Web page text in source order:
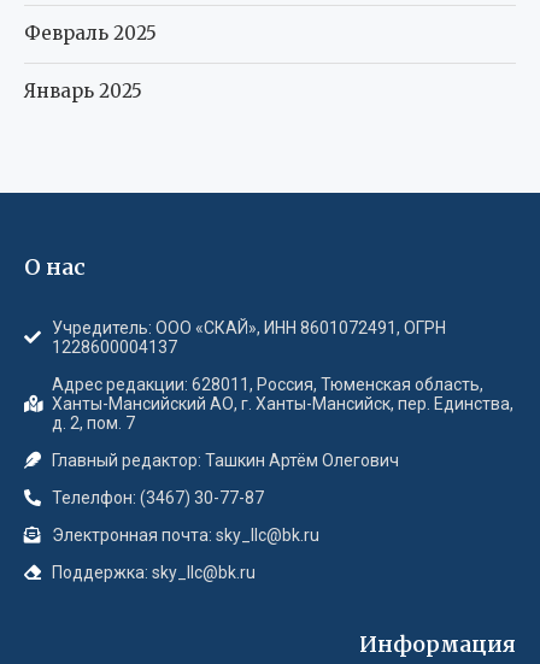
Февраль 2025
Январь 2025
О нас
Учредитель: ООО «СКАЙ», ИНН 8601072491, ОГРН
1228600004137
Адрес редакции: 628011, Россия, Тюменская область,
Ханты-Мансийский АО, г. Ханты-Мансийск, пер. Единства,
д. 2, пом. 7
Главный редактор: Ташкин Артём Олегович
Телелфон: (3467) 30-77-87
Электронная почта: sky_llc@bk.ru
Поддержка: sky_llc@bk.ru
Информация